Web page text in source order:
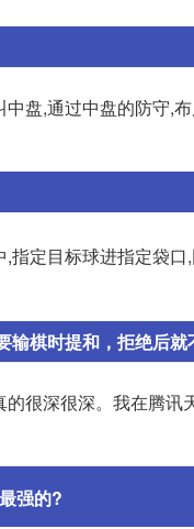
盘,通过中盘的防守,
指定目标球进指定袋
输棋时提和，拒绝后
很深很深。我在腾
强的?